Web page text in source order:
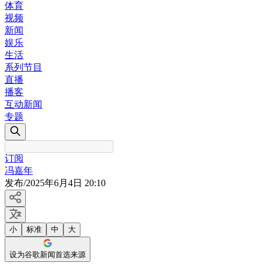
体育
视频
新闻
娱乐
生活
系列节目
直播
播客
互动新闻
专题
订阅
冯嘉年
发布/2025年6月4日 20:10
小 标准 中 大
设为谷歌新闻首选来源